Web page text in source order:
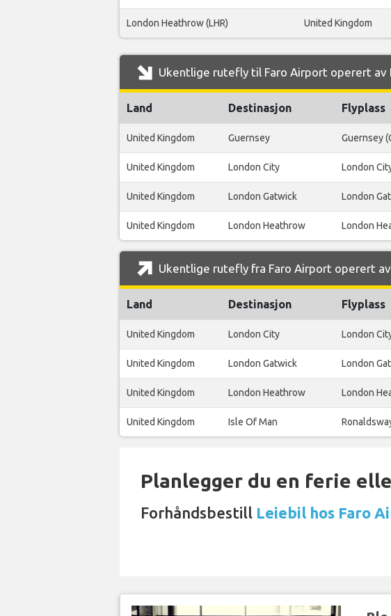
London Heathrow (LHR) United Kingdom
Ukentlige rutefly til Faro Airport operert av
Land Destinasjon Flyplass
United Kingdom Guernsey Guernsey
United Kingdom London City London
United Kingdom London Gatwick London
United Kingdom London Heathrow London
Ukentlige rutefly fra Faro Airport operert
Land Destinasjon Flyplass
United Kingdom London City London
United Kingdom London Gatwick London
United Kingdom London Heathrow London
United Kingdom Isle Of Man
Planlegger du en ferie
Forhåndsbestill Leiebil hos Faro